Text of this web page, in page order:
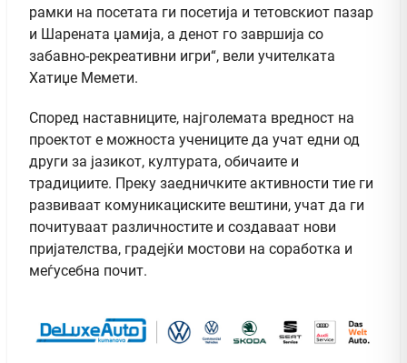
рамки на посетата ги посетија и тетовскиот пазар
и Шарената џамија, а денот го завршија со
забавно-рекреативни игри“, вели учителката
Хатиџе Мемети.
Според наставниците, најголемата вредност на
проектот е можноста учениците да учат едни од
други за јазикот, културата, обичаите и
традициите. Преку заедничките активности тие ги
развиваат комуникациските вештини, учат да ги
почитуваат различностите и создаваат нови
пријателства, градејќи мостови на соработка и
меѓусебна почит.